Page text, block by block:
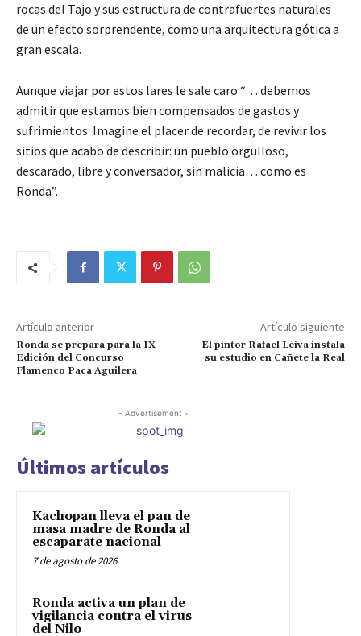
rocas del Tajo y sus estructura de contrafuertes naturales
de un efecto sorprendente, como una arquitectura gótica a
gran escala.
Aunque viajar por estos lares le sale caro “… debemos
admitir que estamos bien compensados de gastos y
sufrimientos. Imagine el placer de recordar, de revivir los
sitios que acabo de describir: un pueblo orgulloso,
descarado, libre y conversador, sin malicia… como es
Ronda”.
Artículo anterior
Ronda se prepara para la IX
Edición del Concurso
Flamenco Paca Aguilera
Artículo siguiente
El pintor Rafael Leiva instala
su estudio en Cañete la Real
- Advertisement -
Últimos artículos
Kachopan lleva el pan de
masa madre de Ronda al
escaparate nacional
7 de agosto de 2026
Ronda activa un plan de
vigilancia contra el virus
del Nilo